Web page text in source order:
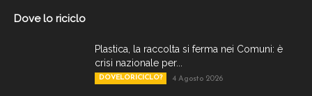
Dove lo riciclo
Plastica, la raccolta si ferma nei Comuni: è
crisi nazionale per...
DOVELORICICLO? 4 Agosto 2026